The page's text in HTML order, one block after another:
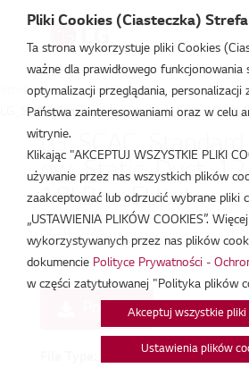
Strefa Klimatyzacji /Pliki DWG i Revit/
18kBtu_EU.txt
Pobierz
Pliki Cookies (Ciasteczka)
Ta strona wykorzystuje pliki Cookies
ważne dla prawidłowego funkcjonowania
optymalizacji przeglądania, personalizacji
Państwa zainteresowaniami oraz w celu
witrynie.
Klikając "AKCEPTUJ WSZYSTKIE PLIKI
używanie przez nas wszystkich plików
zaakceptować lub odrzucić wybrane pliki
„USTAWIENIA PLIKÓW COOKIES”.
wykorzystywanych przez nas plików
dokumencie Polityce Prywatności -
w części zatytułowanej "Polityka plików
Akceptuj wszystkie pliki
Ustawienia plików